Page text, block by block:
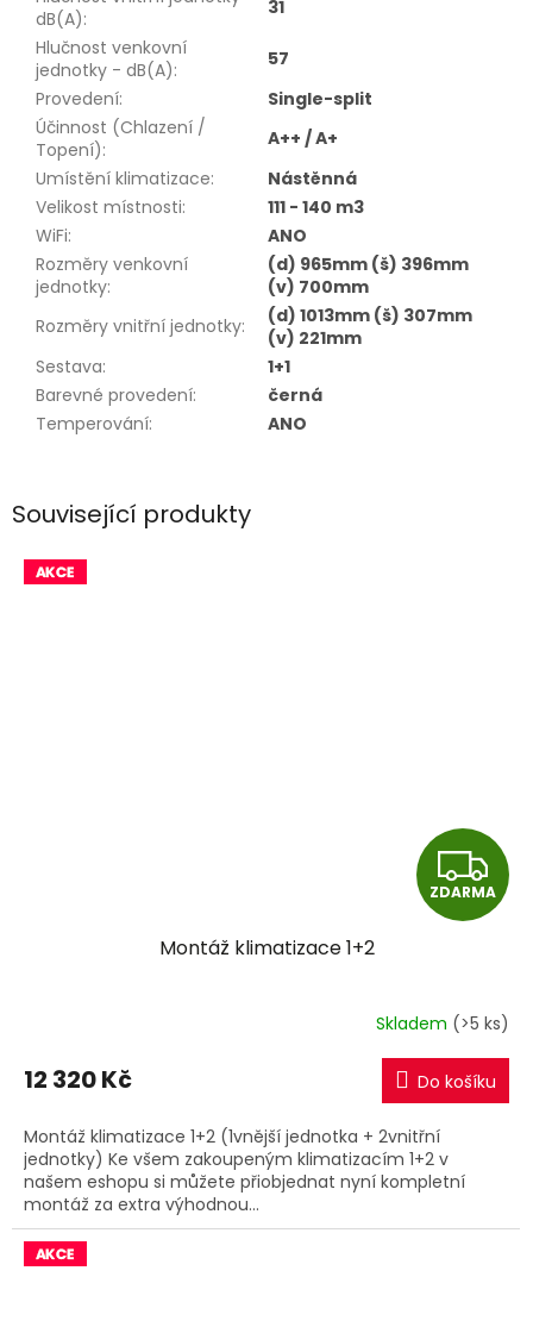
Související produkty
Z
D
R
M
A
ZDARMA
Montáž klimatizace 1+2
Skladem (>5 ks)
12 320 Kč Do košíku
Montáž klimatizace 1+2 (1vnější jednotka + 2vnitřní
jednotky) Ke všem zakoupeným klimatizacím 1+2 v
našem eshopu si můžete přiobjednat nyní kompletní
montáž za extra výhodnou...
dB(A):
31
Hlučnost venkovní
jednotky - dB(A):
57
Provedení:
Single-split
Účinnost (Chlazení /
Topení):
A++ / A+
Umístění klimatizace:
Nástěnná
Velikost místnosti:
111 - 140 m3
WiFi:
ANO
Rozměry venkovní
jednotky:
(d) 965mm (š) 396mm
(v) 700mm
Rozměry vnitřní jednotky:
(d) 1013mm (š) 307mm
(v) 221mm
Sestava:
1+1
Barevné provedení:
černá
Temperování: ANO